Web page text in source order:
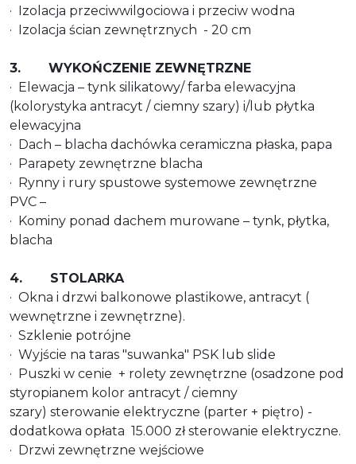
· Izolacja przeciwwilgociowa i przeciw wodna
· Izolacja ścian zewnętrznych - 20 cm
3. WYKOŃCZENIE ZEWNĘTRZNE
· Elewacja – tynk silikatowy/ farba elewacyjna
(kolorystyka antracyt / ciemny szary) i/lub płytka
elewacyjna
· Dach – blacha dachówka ceramiczna płaska, papa
· Parapety zewnętrzne blacha
· Rynny i rury spustowe systemowe zewnętrzne
PVC –
· Kominy ponad dachem murowane – tynk, płytka,
blacha
4. STOLARKA
· Okna i drzwi balkonowe plastikowe, antracyt (
wewnętrzne i zewnętrzne).
· Szklenie potrójne
· Wyjście na taras "suwanka" PSK lub slide
· Puszki w cenie + rolety zewnętrzne (osadzone pod
styropianem kolor antracyt / ciemny
szary) sterowanie elektryczne (parter + piętro) -
dodatkowa opłata 15.000 zł sterowanie elektryczne.
· Drzwi zewnętrzne wejściowe